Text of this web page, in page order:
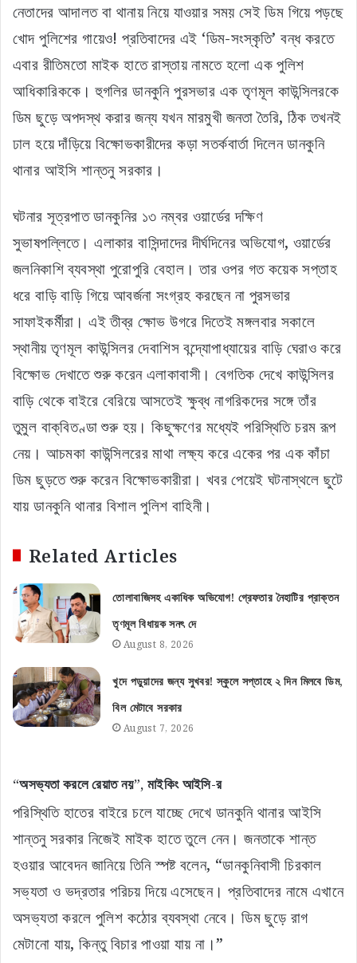
নেতাদের আদালত বা থানায় নিয়ে যাওয়ার সময় সেই ডিম গিয়ে পড়ছে
খোদ পুলিশের গায়েও! প্রতিবাদের এই ‘ডিম-সংস্কৃতি’ বন্ধ করতে
এবার রীতিমতো মাইক হাতে রাস্তায় নামতে হলো এক পুলিশ
আধিকারিককে। হুগলির ডানকুনি পুরসভার এক তৃণমূল কাউন্সিলরকে
ডিম ছুড়ে অপদস্থ করার জন্য যখন মারমুখী জনতা তৈরি, ঠিক তখনই
ঢাল হয়ে দাঁড়িয়ে বিক্ষোভকারীদের কড়া সতর্কবার্তা দিলেন ডানকুনি
থানার আইসি শান্তনু সরকার।
ঘটনার সূত্রপাত ডানকুনির ১৩ নম্বর ওয়ার্ডের দক্ষিণ
সুভাষপল্লিতে। এলাকার বাসিন্দাদের দীর্ঘদিনের অভিযোগ, ওয়ার্ডের
জলনিকাশি ব্যবস্থা পুরোপুরি বেহাল। তার ওপর গত কয়েক সপ্তাহ
ধরে বাড়ি বাড়ি গিয়ে আবর্জনা সংগ্রহ করছেন না পুরসভার
সাফাইকর্মীরা। এই তীব্র ক্ষোভ উগরে দিতেই মঙ্গলবার সকালে
স্থানীয় তৃণমূল কাউন্সিলর দেবাশিস বন্দ্যোপাধ্যায়ের বাড়ি ঘেরাও করে
বিক্ষোভ দেখাতে শুরু করেন এলাকাবাসী। বেগতিক দেখে কাউন্সিলর
বাড়ি থেকে বাইরে বেরিয়ে আসতেই ক্ষুব্ধ নাগরিকদের সঙ্গে তাঁর
তুমুল বাক্‌বিতণ্ডা শুরু হয়। কিছুক্ষণের মধ্যেই পরিস্থিতি চরম রূপ
নেয়। আচমকা কাউন্সিলরের মাথা লক্ষ্য করে একের পর এক কাঁচা
ডিম ছুড়তে শুরু করেন বিক্ষোভকারীরা। খবর পেয়েই ঘটনাস্থলে ছুটে
যায় ডানকুনি থানার বিশাল পুলিশ বাহিনী।
Related Articles
তোলাবাজিসহ একাধিক অভিযোগ! গ্রেফতার নৈহাটির প্রাক্তন
তৃণমূল বিধায়ক সনৎ দে
August 8, 2026
খুদে পড়ুয়াদের জন্য সুখবর! স্কুলে সপ্তাহে ২ দিন মিলবে ডিম,
বিল মেটাবে সরকার
August 7, 2026
“অসভ্যতা করলে রেয়াত নয়”, মাইকিং আইসি-র
পরিস্থিতি হাতের বাইরে চলে যাচ্ছে দেখে ডানকুনি থানার আইসি
শান্তনু সরকার নিজেই মাইক হাতে তুলে নেন। জনতাকে শান্ত
হওয়ার আবেদন জানিয়ে তিনি স্পষ্ট বলেন, “ডানকুনিবাসী চিরকাল
সভ্যতা ও ভদ্রতার পরিচয় দিয়ে এসেছেন। প্রতিবাদের নামে এখানে
অসভ্যতা করলে পুলিশ কঠোর ব্যবস্থা নেবে। ডিম ছুড়ে রাগ
মেটানো যায়, কিন্তু বিচার পাওয়া যায় না।”